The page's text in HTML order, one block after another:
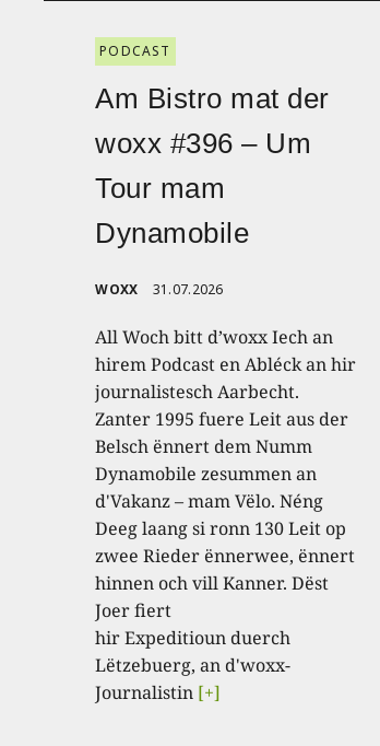
PODCAST
Am Bistro mat der
woxx #396 – Um
Tour mam
Dynamobile
WOXX 31.07.2026
All Woch bitt d’woxx Iech an
hirem Podcast en Abléck an hir
journalistesch Aarbecht.
Zanter 1995 fuere Leit aus der
Belsch ënnert dem Numm
Dynamobile zesummen an
d'Vakanz – mam Vëlo. Néng
Deeg laang si ronn 130 Leit op
zwee Rieder ënnerwee, ënnert
hinnen och vill Kanner. Dëst
Joer fiert
hir Expeditioun duerch
Lëtzebuerg, an d'woxx-
Journalistin [+]